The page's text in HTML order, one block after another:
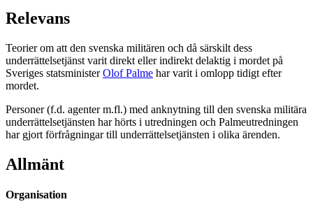
Relevans
Teorier om att den svenska militären och då särskilt dess
underrättelsetjänst varit direkt eller indirekt delaktig i mordet på
Sveriges statsministerOlof Palme har varit i omlopp tidigt efter
mordet.
Personer (f.d. agenter m.fl.) med anknytning till den svenska militära
underrättelsetjänsten har hörts i utredningen och Palmeutredningen
har gjort förfrågningar till underrättelsetjänsten i olika ärenden.
Allmänt
Organisation